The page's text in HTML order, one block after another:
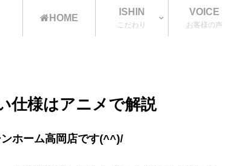
HOME
ISHIN
こだわり
VOICE
お客様の声
仕様はアニメで解説
ホーム高岡店です(^^)/